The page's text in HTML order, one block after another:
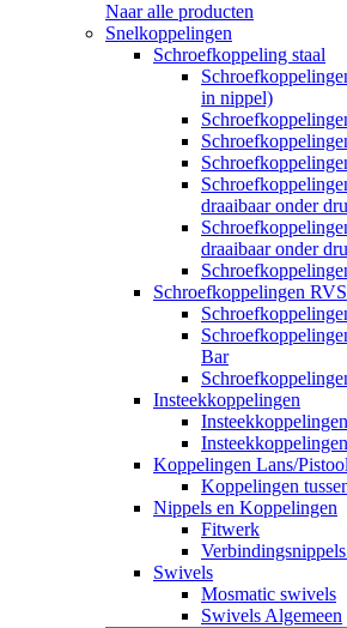
Naar alle producten
Snelkoppelingen
Schroefkoppeling staal
in nippel)
draaibaar onder
draaibaar onder
Schroefkoppelingen RVS
Bar
Insteekkoppelingen
Koppelingen Lans/Pistool
Koppelingen
Nippels en Koppelingen
Fitwerk
Swivels
Mosmatic swivels
Swivels Algemeen